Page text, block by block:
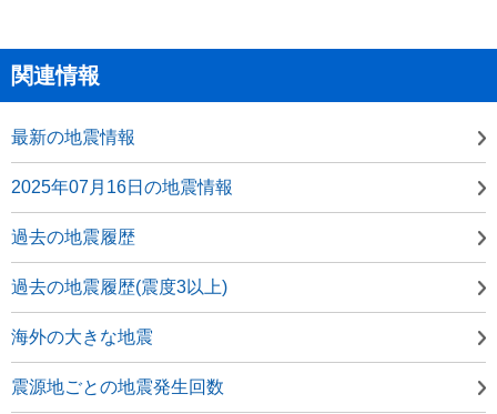
関連情報
最新の地震情報
2025年07月16日の地震情報
過去の地震履歴
過去の地震履歴(震度3以上)
海外の大きな地震
震源地ごとの地震発生回数